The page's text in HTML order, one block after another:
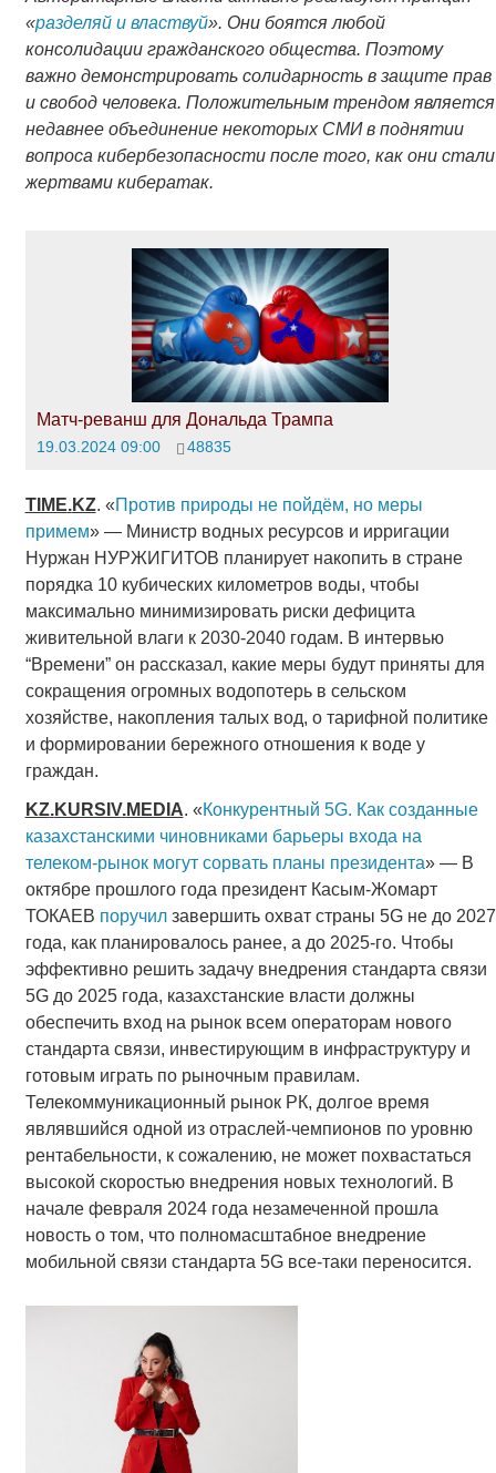
«разделяй и властвуй». Они боятся любой
консолидации гражданского общества. Поэтому
важно демонстрировать солидарность в защите прав
и свобод человека. Положительным трендом является
недавнее объединение некоторых СМИ в поднятии
вопроса кибербезопасности после того, как они стали
жертвами кибератак.
Матч-реванш для Дональда Трампа
19.03.2024 09:00 48835
TIME.KZ. «Против природы не пойдём, но меры
примем» — Министр водных ресурсов и ирригации
Нуржан НУРЖИГИТОВ планирует накопить в стране
порядка 10 кубических километров воды, чтобы
максимально минимизировать риски дефицита
живительной влаги к 2030-2040 годам. В интервью
“Времени” он рассказал, какие меры будут приняты для
сокращения огромных водопотерь в сельском
хозяйстве, накопления талых вод, о тарифной политике
и формировании бережного отношения к воде у
граждан.
KZ.KURSIV.MEDIA. «Конкурентный 5G. Как созданные
казахстанскими чиновниками барьеры входа на
телеком-рынок могут сорвать планы президента» — В
октябре прошлого года президент Касым-Жомарт
ТОКАЕВ поручилзавершить охват страны 5G не до 2027
года, как планировалось ранее, а до 2025-го. Чтобы
эффективно решить задачу внедрения стандарта связи
5G до 2025 года, казахстанские власти должны
обеспечить вход на рынок всем операторам нового
стандарта связи, инвестирующим в инфраструктуру и
готовым играть по рыночным правилам.
Телекоммуникационный рынок РК, долгое время
являвшийся одной из отраслей-чемпионов по уровню
рентабельности, к сожалению, не может похвастаться
высокой скоростью внедрения новых технологий. В
начале февраля 2024 года незамеченной прошла
новость о том, что полномасштабное внедрение
мобильной связи стандарта 5G все-таки переносится.